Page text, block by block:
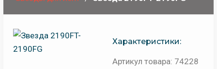
Характеристики:
Артикул товара: 74228